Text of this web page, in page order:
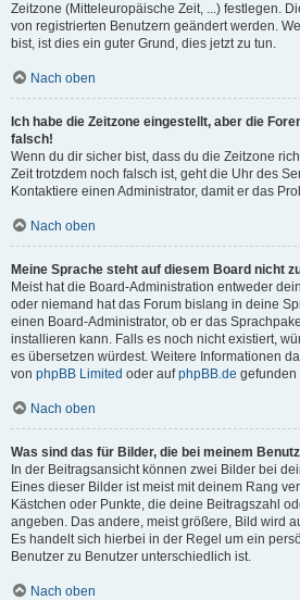
Zeitzone (Mitteleuropäische Zeit, ...) festlegen.
von registrierten Benutzern geändert werden.
bist, ist dies ein guter Grund, dies jetzt zu tun.
Nach oben
Ich habe die Zeitzone eingestellt, aber die
falsch!
Wenn du dir sicher bist, dass du die Zeitzone
Zeit trotzdem noch falsch ist, geht die Uhr des
Kontaktiere einen Administrator, damit er das
Nach oben
Meine Sprache steht auf diesem Board nicht
Meist hat die Board-Administration entweder
oder niemand hat das Forum bislang in deine
einen Board-Administrator, ob er das
installieren kann. Falls es noch nicht existiert,
es übersetzen würdest. Weitere Informationen
von phpBB Limited oder aufphpBB.de gefunden
Nach oben
Was sind das für Bilder, die bei meinem
In der Beitragsansicht können zwei Bilder bei
Eines dieser Bilder ist meist mit deinem Rang
Kästchen oder Punkte, die deine Beitragszahl
angeben. Das andere, meist größere, Bild wird
Es handelt sich hierbei in der Regel um ein
Benutzer zu Benutzer unterschiedlich ist.
Nach oben